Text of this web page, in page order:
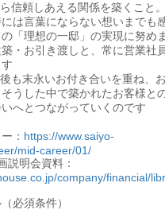
信頼しあえる関係を築くこと
は言葉にならない想いまでも
「理想の一邸」の実現に努め
・お引き渡しと、常に営業社
も末永いお付き合いを重ね、
うした中で築かれたお客様と
へとつながっていくのです
： https://www.saiyo-
mid-career/01/
説明会資料：
company/financial/
必須条件）